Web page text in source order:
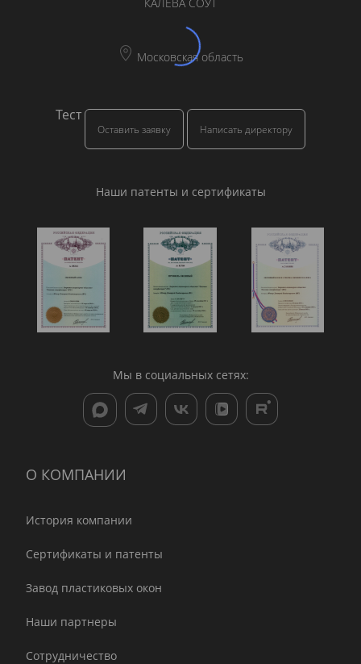
Московская область
Тест
Оставить заявку Написать директору
Наши патенты и сертификаты
Мы в социальных сетях:
О КОМПАНИИ
История компании
Сертификаты и патенты
Завод пластиковых окон
Наши партнеры
Сотрудничество